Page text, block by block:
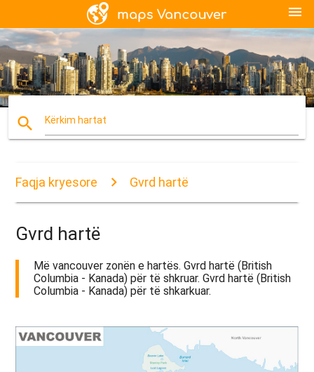
menu
search Kërkim hartat
Faqja kryesore Gvrd hartë
Gvrd hartë
Më vancouver zonën e hartës. Gvrd hartë (British
Columbia - Kanada) për të shkruar. Gvrd hartë (British
Columbia - Kanada) për të shkarkuar.